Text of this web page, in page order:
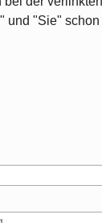
und "Sie"